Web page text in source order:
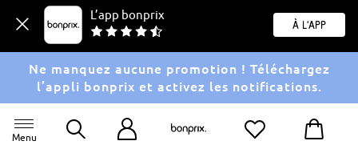
L’app bonprix
À l'app
Ne manquez aucune promotion ! Téléchargez
l’appli bonprix et activez les notifications.
Menu